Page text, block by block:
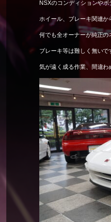
NSXのコンディションや
ホイール、ブレーキ関連か
何でも全オーナーが純正の
ブレーキ等は難しく無い
気が遠く成る作業、間違わ